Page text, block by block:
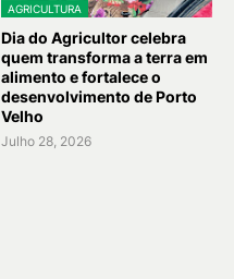
AGRICULTURA
Dia do Agricultor celebra
quem transforma a terra em
alimento e fortalece o
desenvolvimento de Porto
Velho
Julho 28, 2026